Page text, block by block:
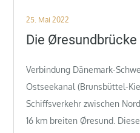
Posted
on
25. Mai 2022
Die Øresundbrücke
Verbindung Dänemark-
Ostseekanal (Brunsbüttel-
Schiffsverkehr zwischen
16 km breiten Øresund.